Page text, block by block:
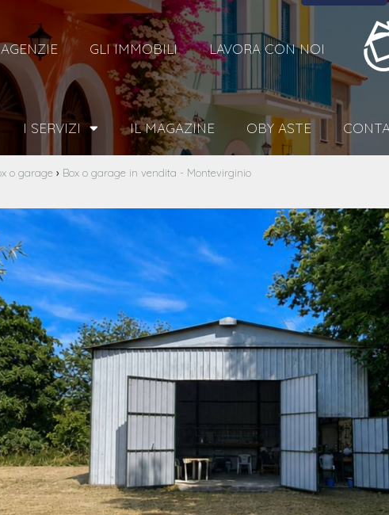
GLI IMMOBILI LAVORA CON NOI
I SERVIZI IL MAGAZINE OBY ASTE
o garage › Box o garage in vendita - Montevirginio